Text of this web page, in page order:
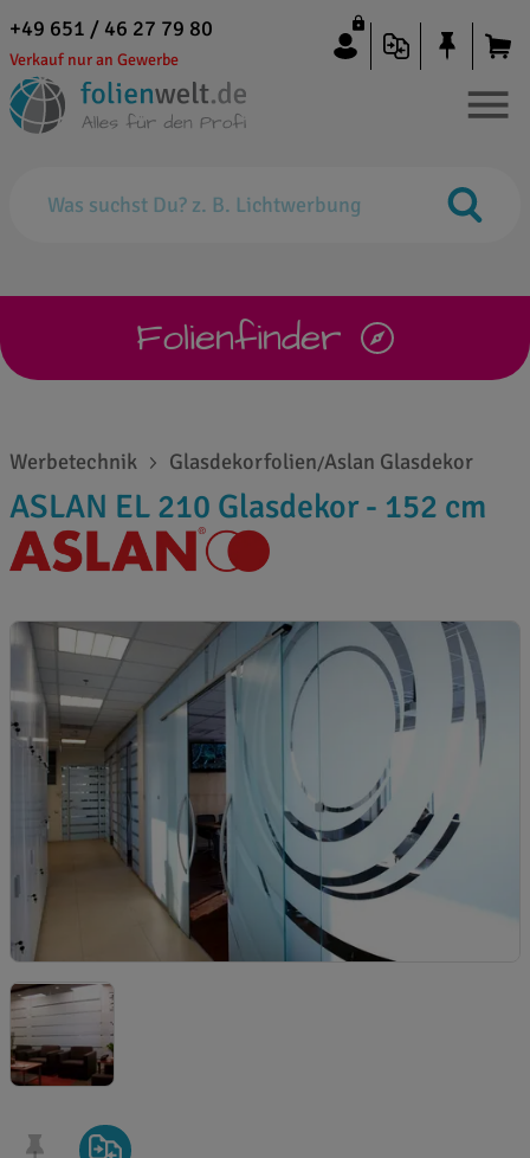
+49 651 / 46 27 79 80
Verkauf nur an Gewerbe
Folienfinder
Werbetechnik Glasdekorfolien/Aslan Glasdekor
ASLAN EL 210 Glasdekor - 152 cm